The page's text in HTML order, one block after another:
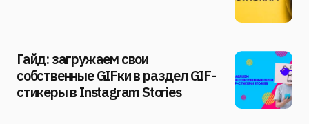
Гайд: загружаем свои
собственные GIFки в раздел GIF-
стикеры в Instagram Stories